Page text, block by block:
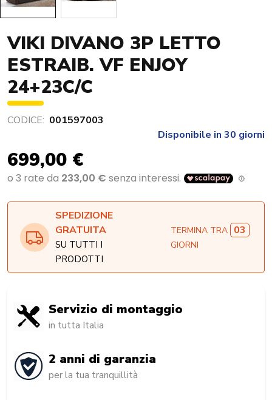
VIKI DIVANO 3P LETTO
ESTRAIB. VF ENJOY
24+23C/C
CODICE: 001597003
Disponibile in 30 giorni
699,00 €
SPEDIZIONE
GRATUITA
SU TUTTI I
PRODOTTI
TERMINA TRA 03
GIORNI
Servizio di montaggio
in tutta Italia
2 anni di garanzia
per la tua tranquillità